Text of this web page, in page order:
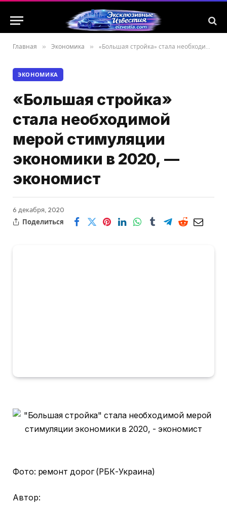
Главная » Экономика » «Большая стройка» стала необходимой мерой стимуляции экономики в 2020, — экономист
ЭКОНОМИКА
«Большая стройка»
стала необходимой
мерой стимуляции
экономики в 2020, —
экономист
6 декабря, 2020
Поделиться
Фото: ремонт дорог (РБК-Украина)
Автор: